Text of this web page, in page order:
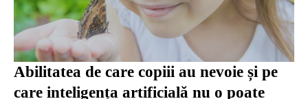
Abilitatea de care copiii au nevoie și pe
care inteligența artificială nu o poate